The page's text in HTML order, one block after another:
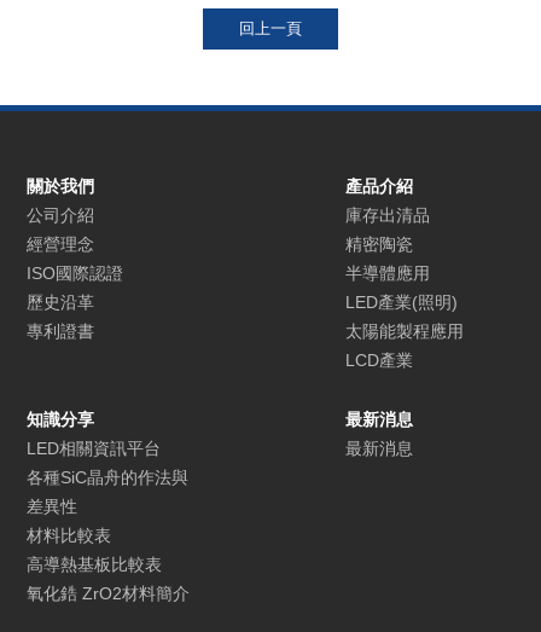
關於我們
公司介紹
經營理念
ISO國際認證
歷史沿革
專利證書
產品介紹
庫存出清品
精密陶瓷
半導體應用
LED產業(照明)
太陽能製程應用
LCD產業
知識分享
LED相關資訊平台
各種SiC晶舟的作法與
差異性
材料比較表
高導熱基板比較表
氧化鋯 ZrO2材料簡介
最新消息
最新消息